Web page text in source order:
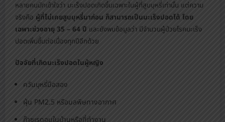
หลายคนมักเข้าใจว่า มะเร็งปอดเกิดขึ้นเฉพาะในผู้ที่สูบบุหรี่เท่านั้น แต่ความ
จริงคือ ผู้ที่ไม่เคยสูบบุหรี่มาก่อน ก็สามารถเป็นมะเร็งปอดได้ โดย
เฉพาะช่วงอายุ 35 – 64 ปี และยังพบข้อมูลว่า มีจำนวนผู้ป่วยโรคมะเร็ง
ปอดเพิ่มขึ้นต่อเนื่องทุกปีอีกด้วย
ปัจจัยที่เกิดมะเร็งปอดในผู้หญิง
ควันบุหรี่มือสอง
ฝุ่น PM2.5 หรือมลพิษทางอากาศ